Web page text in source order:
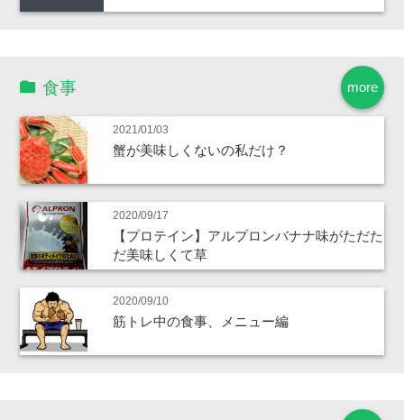
more
食事
2021/01/03
蟹が美味しくないの私だけ？
2020/09/17
【プロテイン】アルプロンバナナ味がただた
だ美味しくて草
2020/09/10
筋トレ中の食事、メニュー編